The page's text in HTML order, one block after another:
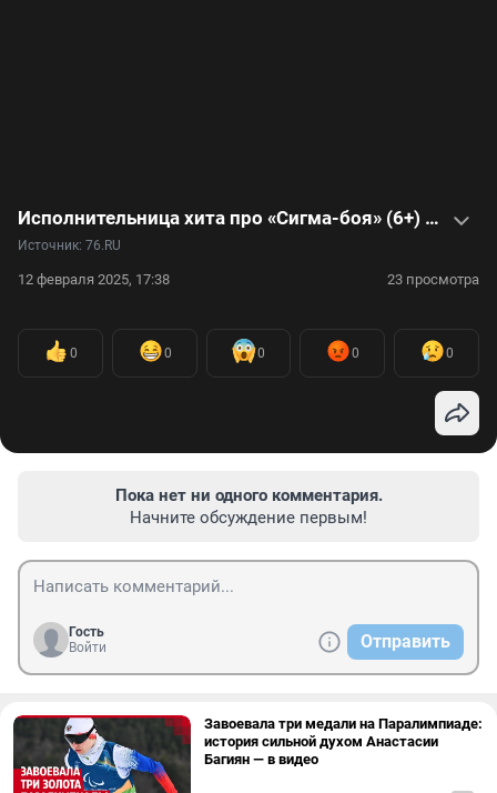
Исполнительница хита про «Сигма-боя» (6+) рассказала о планах на мировую славу — видеоинтервью
Источник: 76.RU
12 февраля 2025, 17:38 23 просмотра
0 0 0 0 0
Пока нет ни одного комментария.
Начните обсуждение первым!
Гость
Войти
Отправить
Завоевала три медали на Паралимпиаде:
история сильной духом Анастасии
Багиян — в видео